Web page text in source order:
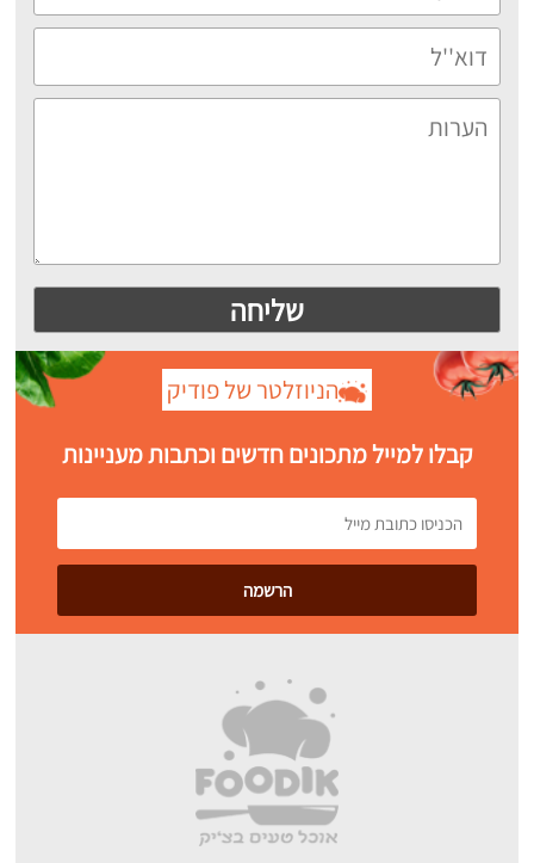
הניוזלטר של פודיק
קבלו למייל מתכונים חדשים וכתבות מעניינות